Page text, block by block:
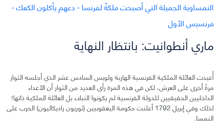
ماري أنطوانيت: بانتظار النهاية
أُعيدت العائلة الملكية الفرنسية الهاربة ولويس السادس عشر الذي أجلسه الثوار
مرةً أخرى على العرش، لكن في هذه المرة رأى العديد من الثوار أن الأعداء
الداخليين الحقيقيين للدولة الفرنسية لم يكونوا النبلاء بل العائلة الملكية ذاتها!
لذلك وفي إبريل 1792 أعلنت حكومة اليعقوبيين (ثوريون راديكاليون) الحرب على
النمسا.